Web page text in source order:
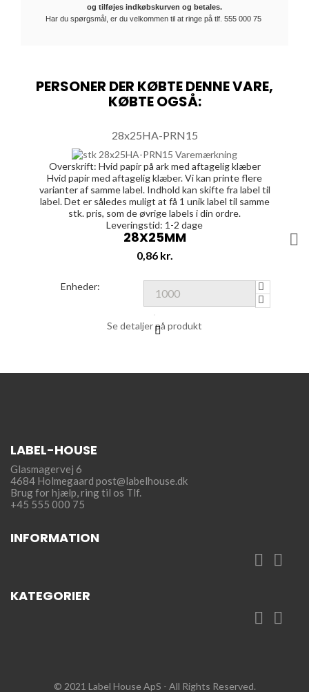
og tilføjes indkøbskurven og betales.
Har du spørgsmål, er du velkommen til at ringe på tlf. 555 000 75
PERSONER DER KØBTE DENNE VARE,
KØBTE OGSÅ:
28x25HA-PRN15
Overskrift: Hvid papir på ark med aftagelig klæber
Hvid papir med aftagelig klæber. Vi kan printe flere
varianter af samme label. Indhold kan skifte fra label til
label. Det er således muligt at få 1 unik label til samme
stk. pris, som de øvrige labels i din ordre.
Leveringstid: 1-2 dage
28X25MM
Pris
0,86 kr.
Enheder:
Se detaljer på produkt
LABEL-HOUSE
Glasmagervej 6
4684 Holmegaard post@labelhouse.dk
Brug for hjælp,ring til os Tlf.
+45 555 000 75
INFORMATION
 
KATEGORIER
 
© 2021 Label House ApS - All Rights Reserved.
